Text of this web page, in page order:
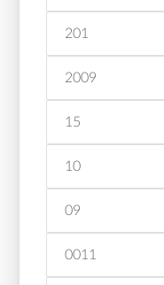
201
2009
15
10
09
0011